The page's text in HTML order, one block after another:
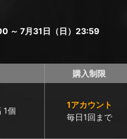
～ 7月31日（日）23:59
購入制限
1個
1アカウント
毎日1回まで